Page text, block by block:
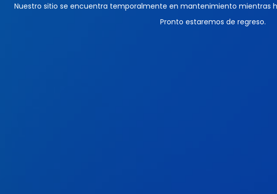
Nuestro sitio se encuentra temporalmente en mantenimiento mientras
Pronto estaremos de regreso.